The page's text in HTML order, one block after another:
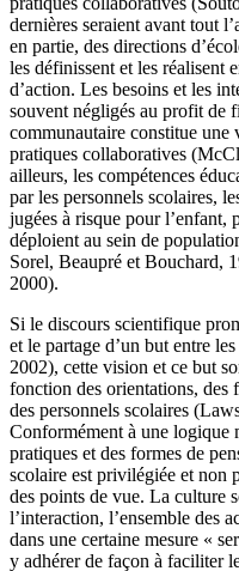
dernières seraient avant tout
en partie, des directions
les définissent et les réalisent
d’action. Les besoins et les
souvent négligés au profit de
communautaire constitue une
pratiques collaboratives
ailleurs, les compétences
par les personnels scolaires,
jugées à risque pour l’enfant,
déploient au sein de
Sorel, Beaupré et Bouchard,
2000).
Si le discours scientifique
et le partage d’un but entre
2002), cette vision et ce but
fonction des orientations, des
des personnels scolaires
Conformément à une logique
pratiques et des formes de
scolaire est privilégiée et non
des points de vue. La culture
l’interaction, l’ensemble des
dans une certaine mesure «
y adhérer de façon à faciliter